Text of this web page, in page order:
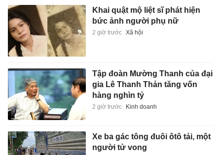
Khai quật mộ liệt sĩ phát hiện
bức ảnh người phụ nữ
2 giờ trước Xã hội
Tập đoàn Mường Thanh của đại
gia Lê Thanh Thản tăng vốn
hàng nghìn tỷ
2 giờ trước Kinh doanh
Xe ba gác tông đuôi ôtô tải, một
người tử vong